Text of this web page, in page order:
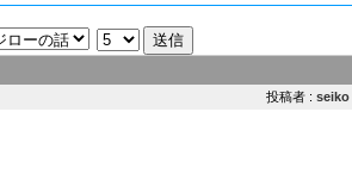
投稿者 : seiko